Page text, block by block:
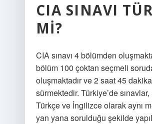
CIA SINAVI
MI?
CIA sınavı 4 bölümden
bölüm 100 çoktan seçmeli
oluşmaktadır ve 2 saat 45 dakika
sürmektedir. Türkiye’de sınavlar,
Türkçe ve İngilizce olarak aynı
yan yana sorulduğu şekilde